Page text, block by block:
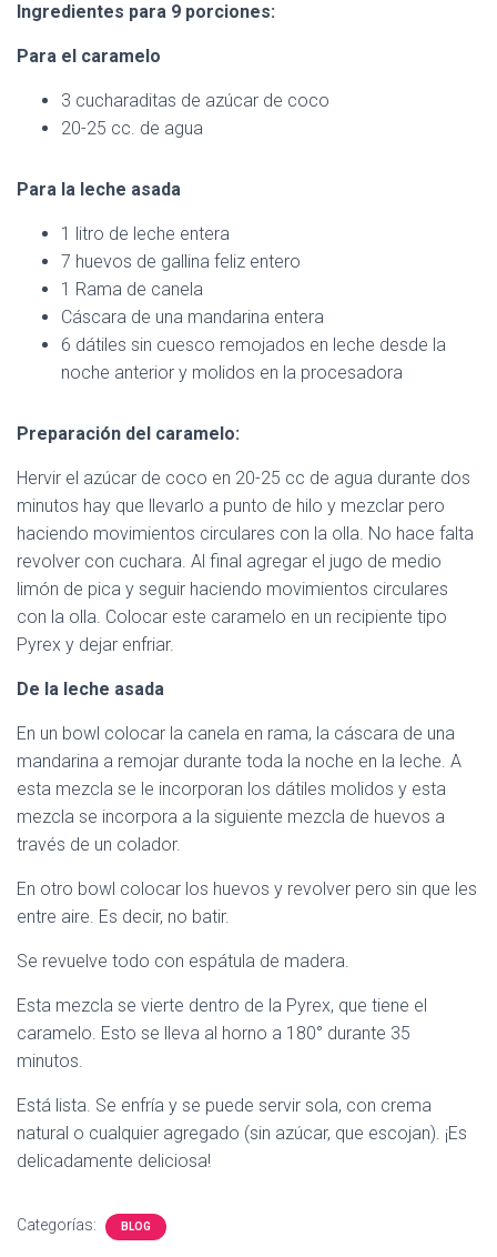
Ingredientes para 9 porciones:
Para el caramelo
3 cucharaditas de azúcar de coco
20-25 cc. de agua
Para la leche asada
1 litro de leche entera
7 huevos de gallina feliz entero
1 Rama de canela
Cáscara de una mandarina entera
6 dátiles sin cuesco remojados en leche desde la
noche anterior y molidos en la procesadora
Preparación del caramelo:
Hervir el azúcar de coco en 20-25 cc de agua durante dos
minutos hay que llevarlo a punto de hilo y mezclar pero
haciendo movimientos circulares con la olla. No hace falta
revolver con cuchara. Al final agregar el jugo de medio
limón de pica y seguir haciendo movimientos circulares
con la olla. Colocar este caramelo en un recipiente tipo
Pyrex y dejar enfriar.
De la leche asada
En un bowl colocar la canela en rama, la cáscara de una
mandarina a remojar durante toda la noche en la leche. A
esta mezcla se le incorporan los dátiles molidos y esta
mezcla se incorpora a la siguiente mezcla de huevos a
través de un colador.
En otro bowl colocar los huevos y revolver pero sin que les
entre aire. Es decir, no batir.
Se revuelve todo con espátula de madera.
Esta mezcla se vierte dentro de la Pyrex, que tiene el
caramelo. Esto se lleva al horno a 180° durante 35
minutos.
Está lista. Se enfría y se puede servir sola, con crema
natural o cualquier agregado (sin azúcar, que escojan). ¡Es
delicadamente deliciosa!
Categorías: BLOG